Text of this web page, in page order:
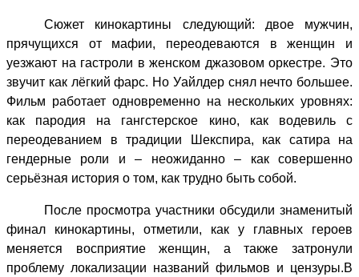
Сюжет кинокартины следующий: двое мужчин,
прячущихся от мафии, переодеваются в женщин и
уезжают на гастроли в женском джазовом оркестре. Это
звучит как лёгкий фарс. Но Уайлдер снял нечто большее.
Фильм работает одновременно на нескольких уровнях:
как пародия на гангстерское кино, как водевиль с
переодеванием в традиции Шекспира, как сатира на
гендерные роли и – неожиданно – как совершенно
серьёзная история о том, как трудно быть собой.
После просмотра участники обсудили знаменитый
финал кинокартины, отметили, как у главных героев
меняется восприятие женщин, а также затронули
проблему локализации названий фильмов и цензуры.В